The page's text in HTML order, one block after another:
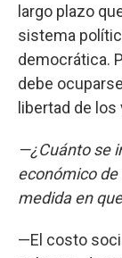
largo plazo
sistema
democrática.
debe
libertad de
—¿Cuánto se
económico de
medida en
—El costo